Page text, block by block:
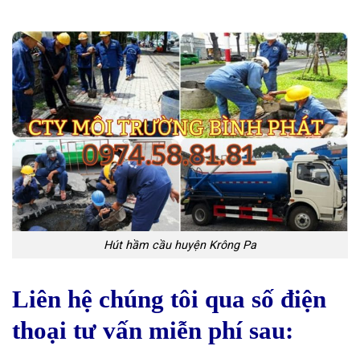
Hút hầm cầu huyện Krông Pa
Liên hệ chúng tôi qua số điện
thoại tư vấn miễn phí sau: